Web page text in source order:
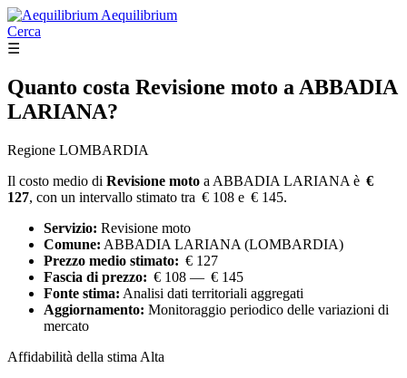
Aequilibrium
Cerca
☰
Quanto costa Revisione moto a ABBADIA
LARIANA?
Regione LOMBARDIA
Il costo medio di Revisione moto a ABBADIA LARIANA è €
127, con un intervallo stimato tra € 108 e € 145.
Servizio: Revisione moto
Comune: ABBADIA LARIANA (LOMBARDIA)
Prezzo medio stimato: € 127
Fascia di prezzo: € 108 — € 145
Fonte stima: Analisi dati territoriali aggregati
Aggiornamento: Monitoraggio periodico delle variazioni di
mercato
Affidabilità della stima Alta